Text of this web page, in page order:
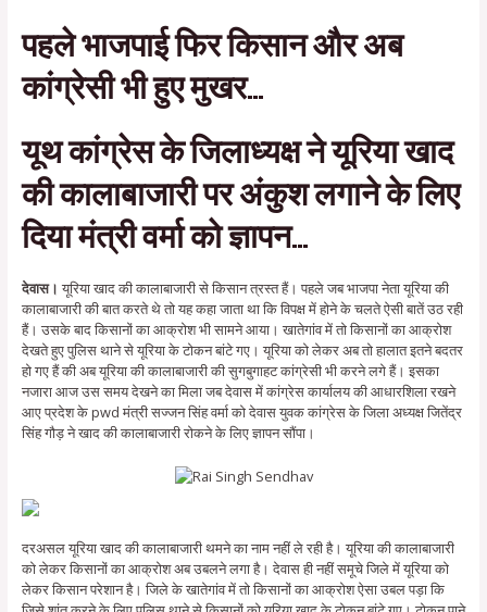
पहले भाजपाई फिर किसान और अब
कांग्रेसी भी हुए मुखर…
यूथ कांग्रेस के जिलाध्यक्ष ने यूरिया खाद
की कालाबाजारी पर अंकुश लगाने के लिए
दिया मंत्री वर्मा को ज्ञापन…
देवास। यूरिया खाद की कालाबाजारी से किसान त्रस्त हैं। पहले जब भाजपा नेता यूरिया की
कालाबाजारी की बात करते थे तो यह कहा जाता था कि विपक्ष में होने के चलते ऐसी बातें उठ रही
हैं। उसके बाद किसानों का आक्रोश भी सामने आया। खातेगांव में तो किसानों का आक्रोश
देखते हुए पुलिस थाने से यूरिया के टोकन बांटे गए। यूरिया को लेकर अब तो हालात इतने बदतर
हो गए हैं की अब यूरिया की कालाबाजारी की सुगबुगाहट कांग्रेसी भी करने लगे हैं। इसका
नजारा आज उस समय देखने का मिला जब देवास में कांग्रेस कार्यालय की आधारशिला रखने
आए प्रदेश के pwd मंत्री सज्जन सिंह वर्मा को देवास युवक कांग्रेस के जिला अध्यक्ष जितेंद्र
सिंह गौड़ ने खाद की कालाबाजारी रोकने के लिए ज्ञापन सौंपा।
दरअसल यूरिया खाद की कालाबाजारी थमने का नाम नहीं ले रही है। यूरिया की कालाबाजारी
को लेकर किसानों का आक्रोश अब उबलने लगा है। देवास ही नहीं समूचे जिले में यूरिया को
लेकर किसान परेशान है। जिले के खातेगांव में तो किसानों का आक्रोश ऐसा उबल पड़ा कि